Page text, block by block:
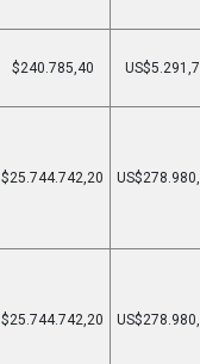
$240.785,40
$25.744.742,20
$25.744.742,20